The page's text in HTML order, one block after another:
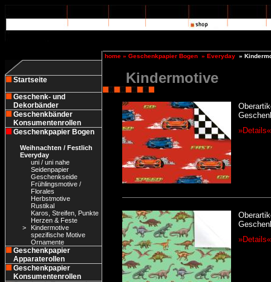
Startseite
Geschenk- und
Dekorbänder
Geschenkbänder
Konsumentenrollen
Geschenkpapier Bogen
Weihnachten / Festlich
Everyday
uni / uni nahe
Seidenpapier
Geschenkseide
Frühlingsmotive /
Florales
Herbstmotive
Rustikal
Karos, Streifen, Punkte
Herzen & Feste
>
Kindermotive
spezifische Motive
Ornamente
Geschenkpapier
Apparaterollen
Geschenkpapier
Konsumentenrollen
home » Geschenkpapier Bogen » Everyday »
Kindermotive
»Details«
»Details«